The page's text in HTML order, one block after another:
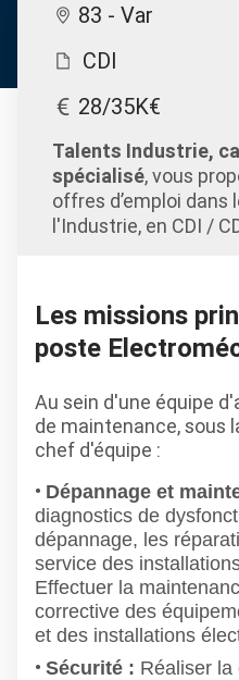
83 - Var
CDI
28/35K€
Talents Industrie,
spécialisé, vous
offres d’emploi dans
l'Industrie, en CDI /
Les missions
poste
Au sein d'une équipe
de maintenance, sous
chef d'équipe :
Dépannage et
diagnostics de
dépannage, les
service des
Effectuer la
corrective des
et des installations
Sécurité : Réaliser la